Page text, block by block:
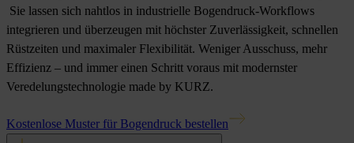
Sie lassen sich nahtlos in industrielle Bogendruck-Workflows
integrieren und überzeugen mit höchster Zuverlässigkeit, schnellen
Rüstzeiten und maximaler Flexibilität. Weniger Ausschuss, mehr
Effizienz – und immer einen Schritt voraus mit modernster
Veredelungstechnologie made by KURZ.
Kostenlose Muster für Bogendruck bestellen